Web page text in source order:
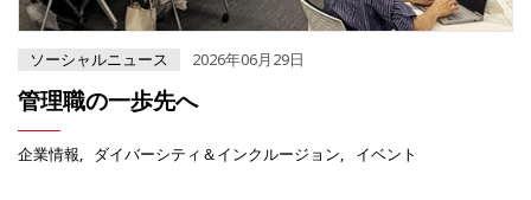
ソーシャルニュース 2026年06月29日
管理職の一歩先へ
企業情報 ダイバーシティ＆インクルージョン イベント